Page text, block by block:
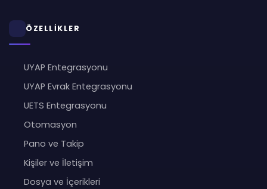
ÖZELLİKLER
UYAP Entegrasyonu
UYAP Evrak Entegrasyonu
UETS Entegrasyonu
Otomasyon
Pano ve Takip
Kişiler ve İletişim
Dosya ve İçerikleri